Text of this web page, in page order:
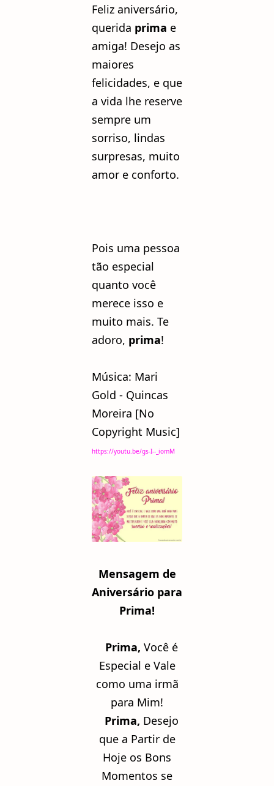
Feliz aniversário,
querida prima e
amiga! Desejo as
maiores
felicidades, e que
a vida lhe reserve
sempre um
sorriso, lindas
surpresas, muito
amor e conforto.
Pois uma pessoa
tão especial
quanto você
merece isso e
muito mais. Te
adoro, prima!
Música: Mari
Gold - Quincas
Moreira [No
Copyright Music]
https://youtu.be/gs-I--_iomM
Mensagem de
Aniversário para
Prima!
Prima, Você é
Especial e Vale
como uma irmã
para Mim!
Prima, Desejo
que a Partir de
Hoje os Bons
Momentos se